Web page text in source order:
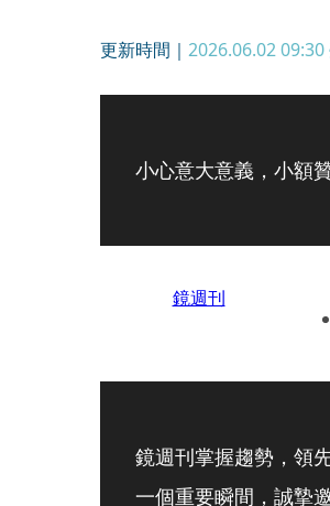
更新時間｜ 2026.06.02 09:30
小心意大意義，小額
鏡週刊
鏡週刊掌握趨勢，領
一個重要瞬間，誠摯